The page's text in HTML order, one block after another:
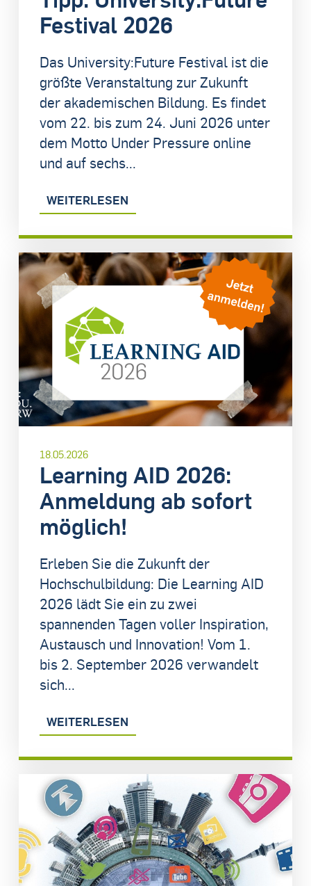
Festival 2026
Das University:Future Festival ist die
größte Veranstaltung zur Zukunft
der akademischen Bildung. Es findet
vom 22. bis zum 24. Juni 2026 unter
dem Motto Under Pressure online
und auf sechs...
WEITERLESEN
18.05.2026
Learning AID 2026:
Anmeldung ab sofort
möglich!
Erleben Sie die Zukunft der
Hochschulbildung: Die Learning AID
2026 lädt Sie ein zu zwei
spannenden Tagen voller Inspiration,
Austausch und Innovation! Vom 1.
bis 2. September 2026 verwandelt
sich...
WEITERLESEN